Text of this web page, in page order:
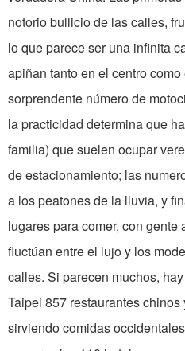
notorio bullicio de las calles,
lo que parece ser una infinita
apiñan tanto en el centro
sorprendente número de
la practicidad determina que
familia) que suelen ocupar
de estacionamiento; las
a los peatones de la lluvia, y
lugares para comer, con
fluctúan entre el lujo y los
calles. Si parecen muchos,
Taipei 857 restaurantes
sirviendo comidas